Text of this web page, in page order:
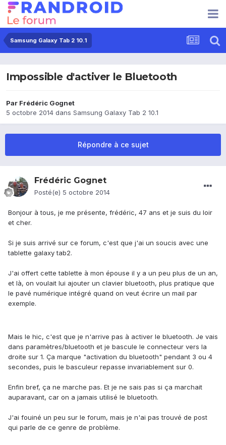
Samsung Galaxy Tab 2 10.1
Impossible d'activer le Bluetooth
Par Frédéric Gognet
5 octobre 2014 dans Samsung Galaxy Tab 2 10.1
Répondre à ce sujet
Frédéric Gognet
Posté(e) 5 octobre 2014
Bonjour à tous, je me présente, frédéric, 47 ans et je suis du loir
et cher.
Si je suis arrivé sur ce forum, c'est que j'ai un soucis avec une
tablette galaxy tab2.
J'ai offert cette tablette à mon épouse il y a un peu plus de un an,
et là, on voulait lui ajouter un clavier bluetooth, plus pratique que
le pavé numérique intégré quand on veut écrire un mail par
exemple.
Mais le hic, c'est que je n'arrive pas à activer le bluetooth. Je vais
dans paramètres/bluetooth et je bascule le connecteur vers la
droite sur 1. Ça marque "activation du bluetooth" pendant 3 ou 4
secondes, puis le basculeur repasse invariablement sur 0.
Enfin bref, ça ne marche pas. Et je ne sais pas si ça marchait
auparavant, car on a jamais utilisé le bluetooth.
J'ai fouiné un peu sur le forum, mais je n'ai pas trouvé de post
qui parle de ce genre de problème.